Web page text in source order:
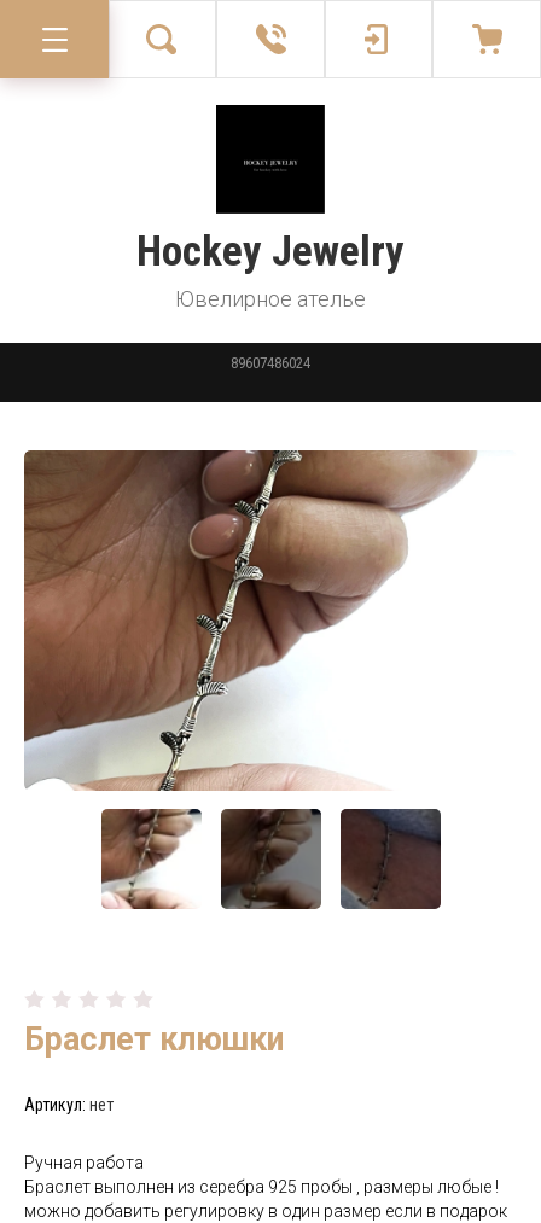
Hockey Jewelry
Ювелирное ателье
89607486024
Браслет клюшки
Артикул: нет
Ручная работа
Браслет выполнен из серебра 925 пробы , размеры любые !
можно добавить регулировку в один размер если в подарок